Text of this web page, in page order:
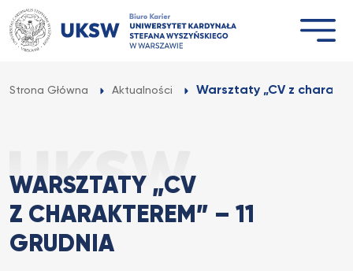
Przejdź
do
treści
Strona Główna Aktualności Warsztaty „CV z
WARSZTATY „CV
Z CHARAKTEREM” – 11
GRUDNIA